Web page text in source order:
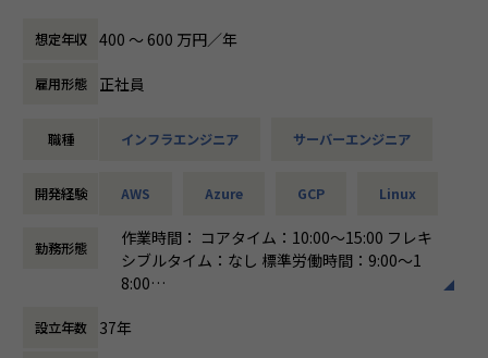
ctive Directory）
＜安心のサポート体制＞
└配属先はチーム＋教育係体制で、すぐ相談できる環境を整
└入社直後は毎月、その後は隔月で面談。業務・人間関係・
キャリアを幅広く支援。
└日常的に連絡しやすく、安心して話せる関係性を構築。
■具体的な業務内容
・AWSのクラウドサービスを活用したシステム基盤の設計/
構築/運用
ラの構成管理
・コンテナ基盤（Docker、Kubernetes等）の設計・構築
・Webサービス・アプリケーションのインフラ基盤の最適化
など
・ゲームプラットフォームのWebサイトサーバー構築・運用
想定年収 400 〜 600 万円／年
雇用形態 正社員
職種 インフラエンジニア サーバーエンジニア
開発経験 AWS Azure GCP Linux
勤務形態
作業時間： コアタイム：10:00～15:00 フレキ
シブルタイム：なし 標準労働時間：9:00～1
8:00
時間外労働の有無： 有（月平均0時間～20時
設立年数 37年